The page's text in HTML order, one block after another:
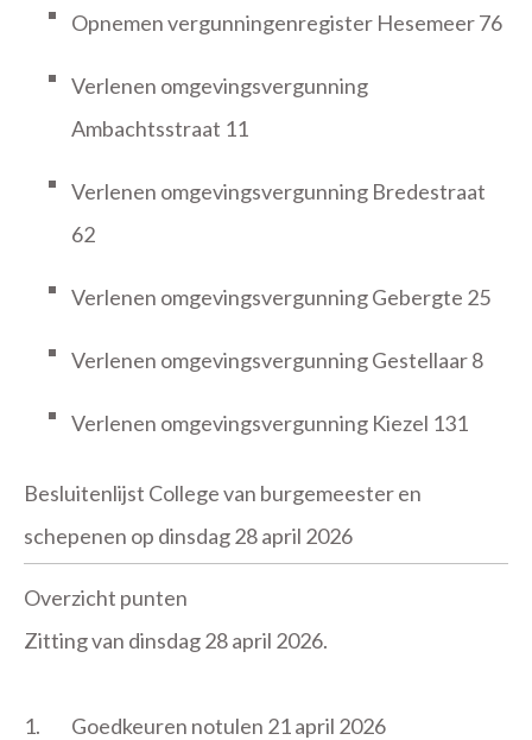
Opnemen vergunningenregister Hesemeer 76
Verlenen omgevingsvergunning
Ambachtsstraat 11
Verlenen omgevingsvergunning Bredestraat
62
Verlenen omgevingsvergunning Gebergte 25
Verlenen omgevingsvergunning Gestellaar 8
Verlenen omgevingsvergunning Kiezel 131
Besluitenlijst College van burgemeester en
schepenen op dinsdag 28 april 2026
Overzicht punten
Zitting van dinsdag 28 april 2026.
1. Goedkeuren notulen 21 april 2026